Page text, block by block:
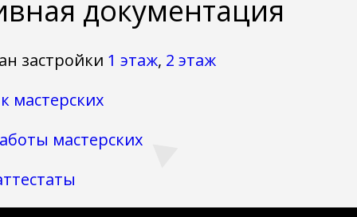
документация
застройки 1 этаж, 2 этаж
мастерских
мастерских